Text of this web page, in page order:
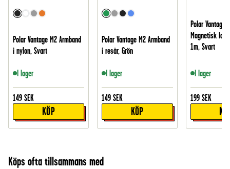
Polar Vantage M2 Armband
i nylon, Svart
I lager
149 SEK
KÖP
Polar Vantage M2 Armband
i resår, Grön
I lager
149 SEK
KÖP
Polar Vantage
Magnetisk
1m, Svart
I lager
199 SEK
Köps ofta tillsammans med